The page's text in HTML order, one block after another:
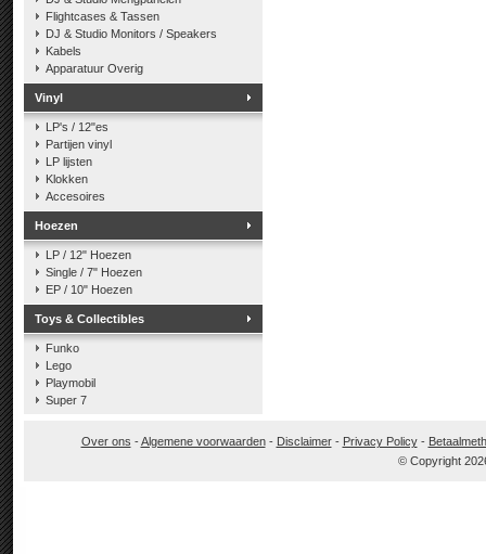
Flightcases & Tassen
DJ & Studio Monitors / Speakers
Kabels
Apparatuur Overig
Vinyl
LP's / 12"es
Partijen vinyl
LP lijsten
Klokken
Accesoires
Hoezen
LP / 12" Hoezen
Single / 7" Hoezen
EP / 10" Hoezen
Toys & Collectibles
Funko
Lego
Playmobil
Super 7
Over ons -Algemene voorwaarden- Disclaimer- Privacy Policy-
© Copyright